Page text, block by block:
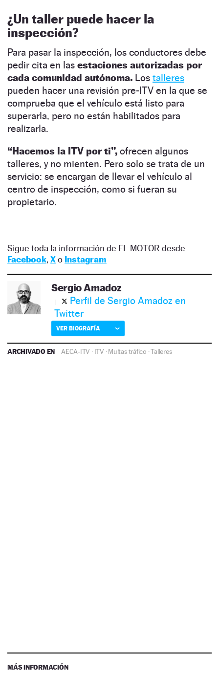
¿Un taller puede hacer la
inspección?
Para pasar la inspección, los conductores debe
pedir cita en las estaciones autorizadas por
cada comunidad autónoma. Los talleres
pueden hacer una revisión pre-ITV en la que se
comprueba que el vehículo está listo para
superarla, pero no están habilitados para
realizarla.
“Hacemos la ITV por ti”, ofrecen algunos
talleres, y no mienten. Pero solo se trata de un
servicio: se encargan de llevar el vehículo al
centro de inspección, como si fueran su
propietario.
Sigue toda la información de EL MOTOR desde
Facebook, Xo Instagram
Sergio Amadoz
Perfil de Sergio Amadoz en
Twitter
VER BIOGRAFÍA
ARCHIVADO EN AECA-ITV · ITV ·Multas tráfico ·Talleres
MÁS INFORMACIÓN